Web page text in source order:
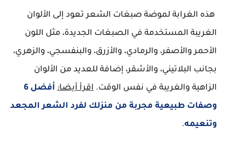
هذه الغرابة لموضة صبغات الشعر تعود إلى الألوان
الغريبة المستخدمة في الصبغات الجديدة، مثل اللون
الأحمر والأصفر، والرمادي، والأزرق، والبنفسجي، والزهري،
بجانب البلاتيني، والأشقر، إضافة للعديد من الألوان
الزاهية والغريبة في نفس الوقت. اقرأ أيضا:
أفضل 6
وصفات طبيعية مجربة من منزلك لفرد الشعر المجعد
وتنعيمه.